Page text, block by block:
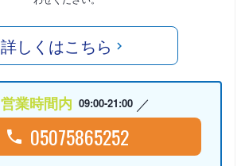
詳しくはこちら
営業時間内 09:00-21:00
05075865252